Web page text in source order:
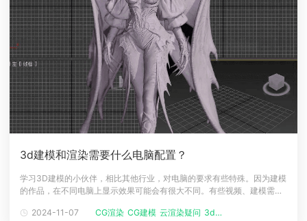
3d建模和渲染需要什么电脑配置？
学习3D建模的小伙伴，相比其他行业，对电脑的要求有些特殊。因为建模
的作品，在不同电脑上显示效果可能会有很大不同。有些视频、建模需要
学习建模和渲染的小伙伴对电脑不是很了解。很容易担心自己买到性能不
2024-11-07 CG渲染 CG建模 云渲染疑问 3d建模渲染